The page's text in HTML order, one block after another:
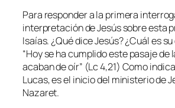
Para responder a la primera
interpretación de Jesús sobre esta
Isaías. ¿Qué dice Jesús? ¿Cuál es
“Hoy se ha cumplido este pasaje de
acaban de oír” (Lc 4,21) Como
Lucas, es el inicio del ministerio de
Nazaret.